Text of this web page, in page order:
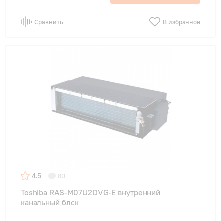
Сравнить В избранное
4.5 83
Toshiba RAS-M07U2DVG-E внутренний
канальный блок